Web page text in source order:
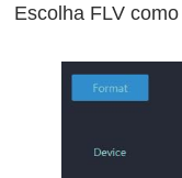
Escolha FLV